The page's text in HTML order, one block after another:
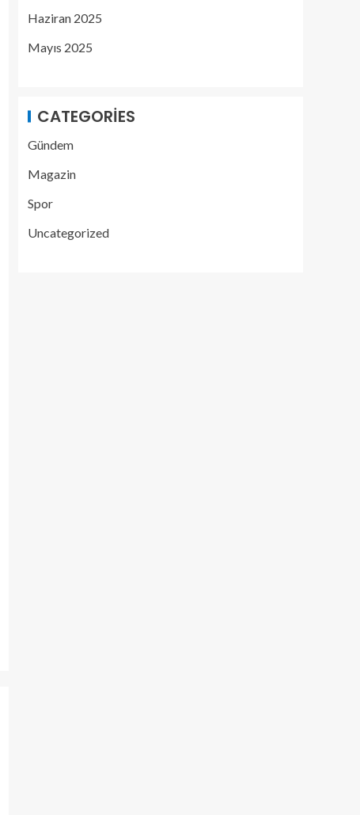
Haziran 2025
Mayıs 2025
CATEGORIES
Gündem
Magazin
Spor
Uncategorized